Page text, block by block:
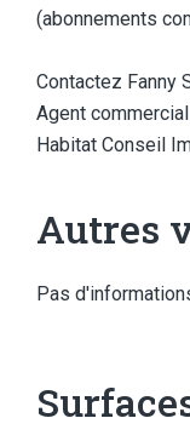
(abonnements
Contactez Fanny
Agent
Habitat Conseil
Autres
Pas